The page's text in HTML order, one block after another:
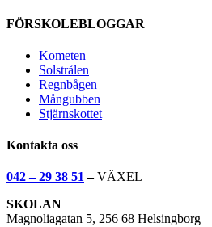
FÖRSKOLEBLOGGAR
Kometen
Solstrålen
Regnbågen
Mångubben
Stjärnskottet
Kontakta oss
042 – 29 38 51–VÄXEL
SKOLAN
Magnoliagatan 5, 256 68 Helsingborg